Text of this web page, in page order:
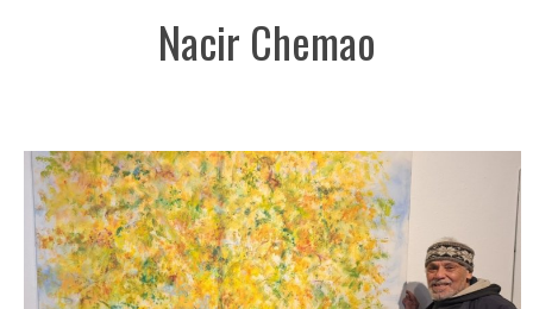
Nacir Chemao